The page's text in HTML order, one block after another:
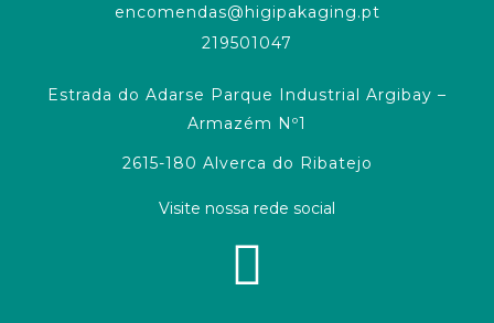
encomendas@higipakaging.pt
219501047
Estrada do Adarse Parque Industrial Argibay –
Armazém Nº1
2615-180 Alverca do Ribatejo
Visite nossa rede social